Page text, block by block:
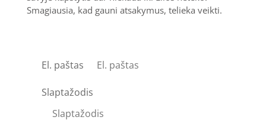
Smagiausia, kad gauni atsakymus, telieka veikti.
El. paštas
Slaptažodis